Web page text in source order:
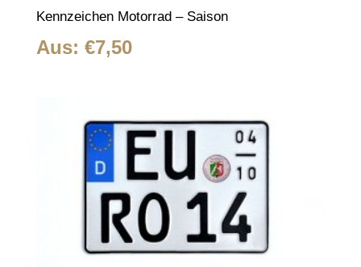
Kennzeichen Motorrad – Saison
Aus: €7,50